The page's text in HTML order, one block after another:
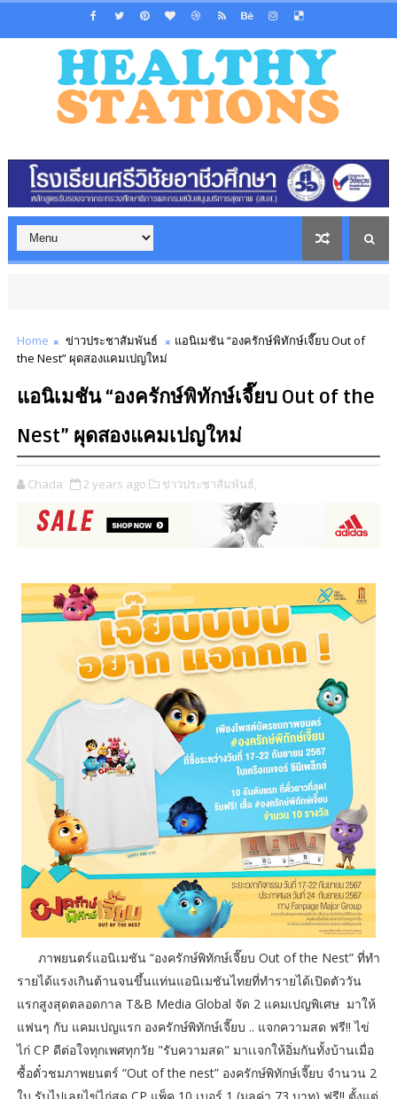
Home ข่าวประชาสัมพันธ์
แอนิเมชัน “องครักษ์พิทักษ์เจี๊ยบ Out of
the Nest” ผุดสองแคมเปญใหม่
แอนิเมชัน “องครักษ์พิทักษ์เจี๊ยบ Out of the
Nest” ผุดสองแคมเปญใหม่
Chada 2 years ago ข่าวประชาสัมพันธ์,
ภาพยนตร์แอนิเมชัน “องครักษ์พิทักษ์เจี๊ยบ Out of the Nest” ที่ทำ
รายได้แรงเกินต้านจนขึ้นแท่นแอนิเมชันไทยที่ทำรายได้เปิดตัววัน
แรกสูงสุดตลอดกาล T&B Media Global จัด 2 แคมเปญพิเศษ มาให้
แฟนๆ กับ แคมเปญแรก องครักษ์พิทักษ์เจี๊ยบ .. แจกความสด ฟรี!! ไข่
ไก่ CP ดีต่อใจทุกเพศทุกวัย "รับความสด" มาเเจกให้อิ่มกันทั้งบ้านเมื่อ
ซื้อตั๋วชมภาพยนตร์ “Out of the nest” องครักษ์พิทักษ์เจี๊ยบ จำนวน 2